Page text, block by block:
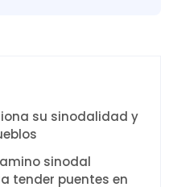
su sinodalidad y
sinodal
tender puentes en